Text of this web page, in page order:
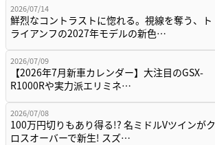
2026/07/14
鮮烈なコントラストに惚れる。視線を奪う、ト
ライアンフの2027年モデルの新色…
2026/07/09
【2026年7月新車カレンダー】大注目のGSX-
R1000Rや実力派エリミネ…
2026/07/08
100万円切りもあり得る!? 名ミドルVツインがク
ロスオーバーで新生! スズ…